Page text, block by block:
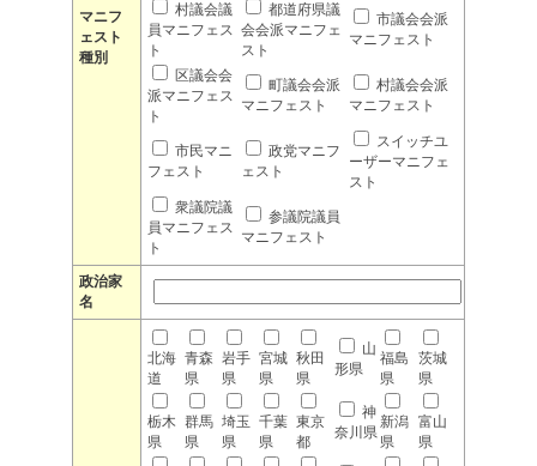
マニフ
ェスト
種別
村議会議
員マニフェス
ト
都道府県議
会会派マニフェ
スト
市議会会派
マニフェスト
区議会会
派マニフェス
ト
町議会会派
マニフェスト
村議会会派
マニフェスト
市民マニ
フェスト
政党マニフ
ェスト
スイッチユ
ーザーマニフェ
スト
衆議院議
員マニフェス
ト
参議院議員
マニフェスト
政治家
名
北海
道
青森
県
岩手
県
宮城
県
秋田
県
山
形県
福島
県
茨城
県
栃木
県
群馬
県
埼玉
県
千葉
県
東京
都
神
奈川県
新潟
県
富山
県